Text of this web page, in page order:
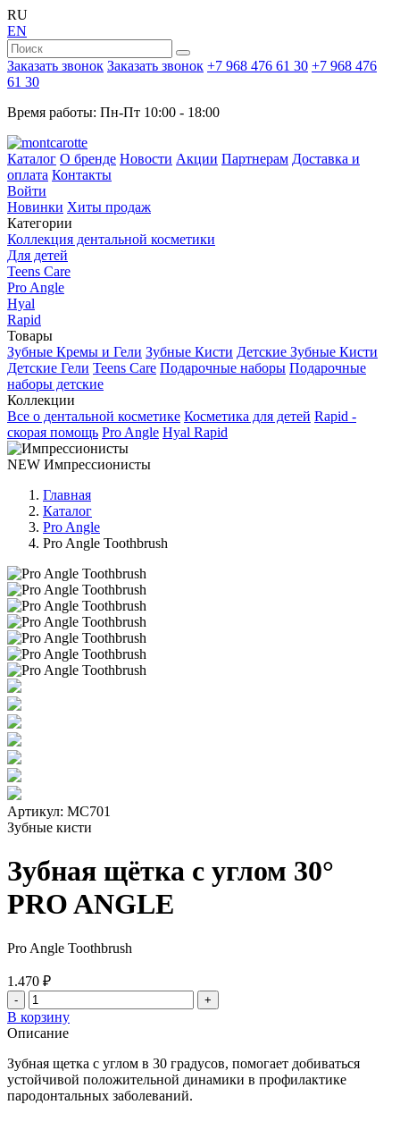
RU
EN
Заказать звонок Заказать звонок +7 968 476 61 30 +7 968 476
61 30
Время работы: Пн-Пт 10:00 - 18:00
Каталог О бренде Новости Акции Партнерам Доставка и
оплата Контакты
Войти
Новинки Хиты продаж
Категории
Коллекция дентальной косметики
Для детей
Teens Care
Pro Angle
Hyal
Rapid
Товары
Зубные Кремы и Гели Зубные Кисти Детские Зубные Кисти
Детские Гели Teens Care Подарочные наборы Подарочные
наборы детские
Коллекции
Все о дентальной косметике Косметика для детей Rapid -
скорая помощь Pro Angle Hyal Rapid
NEW Импрессионисты
Главная
Каталог
Pro Angle
Pro Angle Toothbrush
Артикул: МС701
Зубные кисти
Зубная щётка с углом 30°
PRO ANGLE
Pro Angle Toothbrush
1.470 ₽
- +
В корзину
Описание
Зубная щетка с углом в 30 градусов, помогает добиваться
устойчивой положительной динамики в профилактике
пародонтальных заболеваний.